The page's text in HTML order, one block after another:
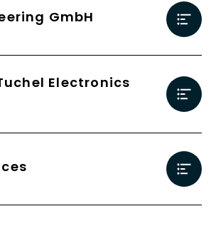
GmbH
Electronics